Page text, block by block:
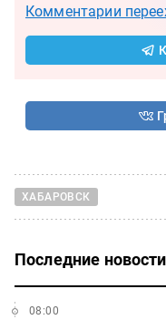
Комментарии
ХАБАРОВСК
Последние новости
08:00